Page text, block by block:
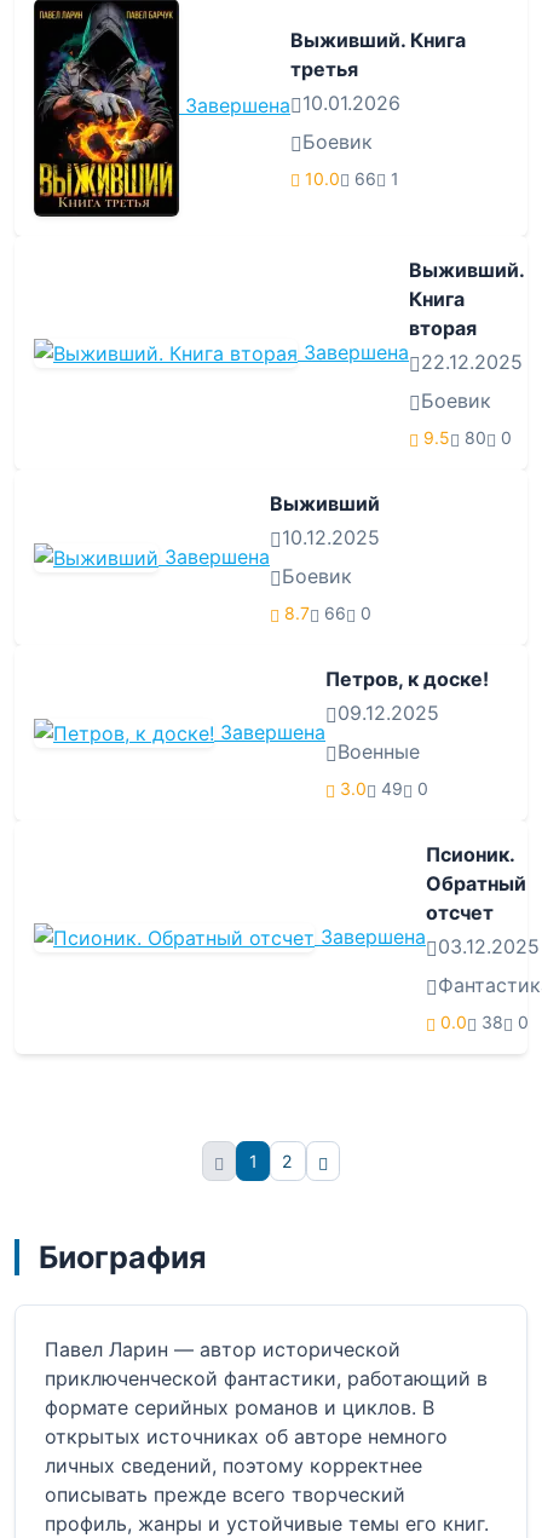
Завершена
Выживший. Книга
третья
10.01.2026
Боевик
10.0 66 1
Завершена
Выживший.
Книга
вторая
22.12.2025
Боевик
9.5 80 0
Завершена
Выживший
10.12.2025
Боевик
8.7 66 0
Завершена
Петров, к доске!
09.12.2025
Военные
3.0 49 0
Завершена
Псионик.
Обратный
отсчет
03.12.2025
0.0 38 0
1 2
Вперёд
Биография
Павел Ларин — автор исторической
приключенческой фантастики, работающий в
формате серийных романов и циклов. В
открытых источниках об авторе немного
личных сведений, поэтому корректнее
описывать прежде всего творческий
профиль, жанры и устойчивые темы его книг.